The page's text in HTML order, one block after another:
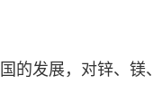
的发展，对锌、镁